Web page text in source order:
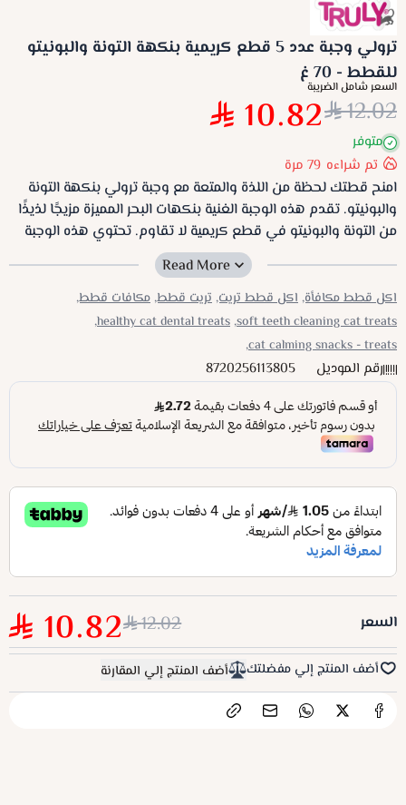
ترولي وجبة عدد 5 قطع كريمية بنكهة التونة والبونيتو
للقطط - 70 غ
السعر شامل الضريبة
12.02
10.82
متوفر
تم شراءه 79 مرة
امنح قطتك لحظة من اللذة والمتعة مع وجبة ترولي بنكهة التونة
والبونيتو. تقدم هذه الوجبة الغنية بنكهات البحر المميزة مزيجًا لذيذًا
من التونة والبونيتو في قطع كريمية لا تقاوم. تحتوي هذه الوجبة
على البروتينات اللازمة لصحة قطتك، بالإضافة إلى العناصر الغذائية
الأساسية التي يحتاجها جسمها. كما أن حجم العبوة المناسب
يجعلها مثالية لتقديم وجبة خفيفة في أي وقت. امنح قطتك تجربة
طعام فريدة ولذيذة مع وجبة ترولي بنكهة التونة والبونيتو.
اكل قطط مكافأة, اكل قطط تريت, تريت قطط, مكافات قطط,
soft teeth cleaning cat treats,
healthy cat dental treats,
cat calming snacks - treats,
رقم الموديل 8720256113805
السعر 12.02
10.82
أضف المنتج إلي مفضلتك أضف المنتج إلي المقارنة